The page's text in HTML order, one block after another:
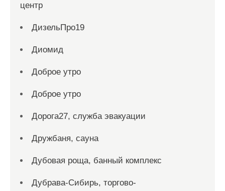
центр
ДизельПро19
Диомид
Доброе утро
Доброе утро
Дорога27, служба эвакуации
Дружбаня, сауна
Дубовая роща, банный комплекс
Дубрава-Сибирь, торгово-